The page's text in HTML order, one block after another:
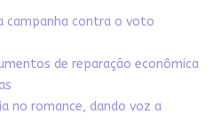
campanha contra o voto
de reparação econômica
no romance, dando voz a